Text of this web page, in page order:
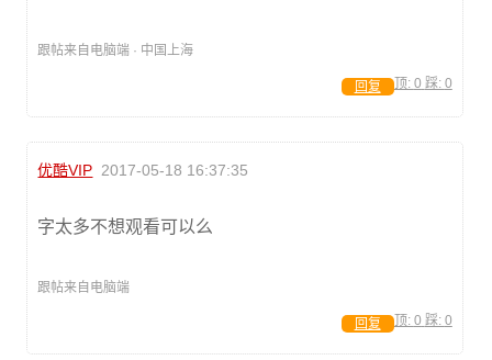
跟帖来自电脑端 · 中国上海
顶: 0 踩: 0
回复
优酷VIP 2017-05-18 16:37:35
字太多不想观看可以么
跟帖来自电脑端
顶: 0 踩: 0
回复